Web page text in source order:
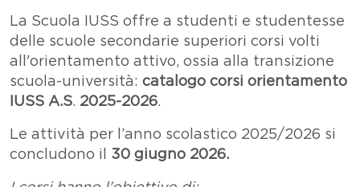
La Scuola IUSS offre a studenti e studentesse
delle scuole secondarie superiori corsi volti
all'orientamento attivo, ossia alla transizione
scuola-università: catalogo corsi orientamento
IUSS A.S. 2025-2026.
Le attività per l’anno scolastico 2025/2026 si
concludono il 30 giugno 2026.